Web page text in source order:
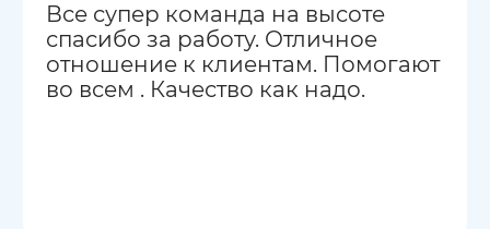
Все супер команда на высоте
спасибо за работу. Отличное
отношение к клиентам. Помогают
во всем . Качество как надо.